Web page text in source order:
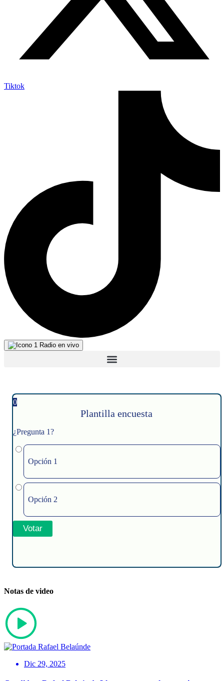
Tiktok
Radio en vivo
0
Plantilla encuesta
¿Pregunta 1?
Opción 1
Opción 2
Notas de video
Dic 29, 2025